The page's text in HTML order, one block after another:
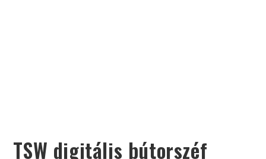
TSW digitális bútorszéf